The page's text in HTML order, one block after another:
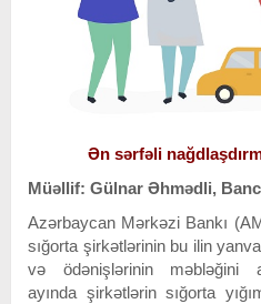
Ən sərfəli
Müəllif: Gülnar Əhmədli,
Azərbaycan Mərkəzi Bankı
sığorta şirkətlərinin bu ilin
və ödənişlərinin
ayında şirkətlərin sığorta